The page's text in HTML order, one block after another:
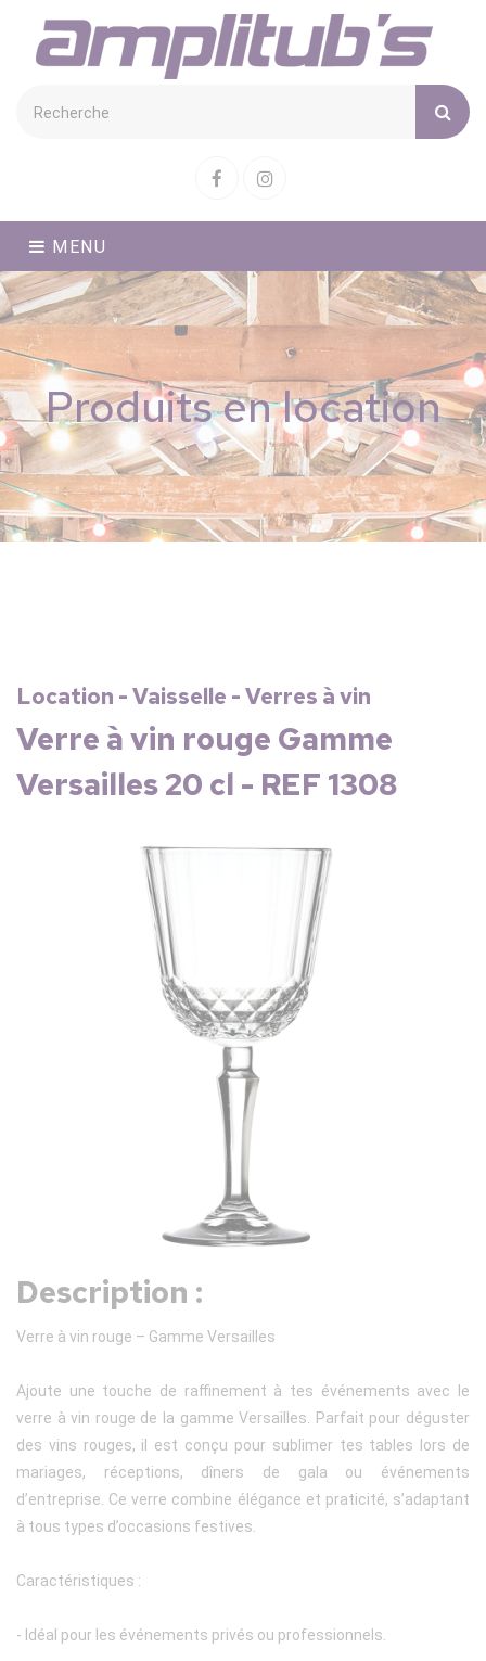
FacebookInstagram
MENU
Produits en location
Location - Vaisselle - Verres à vin
Verre à vin rouge Gamme
Versailles 20 cl - REF 1308
Description :
Verre à vin rouge – Gamme Versailles
Ajoute une touche de raffinement à tes événements avec le
verre à vin rouge de la gamme Versailles. Parfait pour déguster
des vins rouges, il est conçu pour sublimer tes tables lors de
mariages, réceptions, dîners de gala ou événements
d’entreprise. Ce verre combine élégance et praticité, s’adaptant
à tous types d’occasions festives.
Caractéristiques :
- Idéal pour les événements privés ou professionnels.
Cookies management panel